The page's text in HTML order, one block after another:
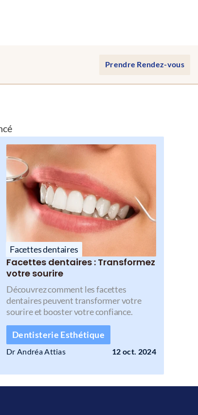
Facettes dentaires : Transformez
votre sourire
Facettes dentaires
Découvrez comment les facettes
dentaires peuvent transformer votre
sourire et booster votre confiance.
Dentisterie Esthétique
Dr Andréa Attias 12 oct. 2024
Prendre Rendez-vous